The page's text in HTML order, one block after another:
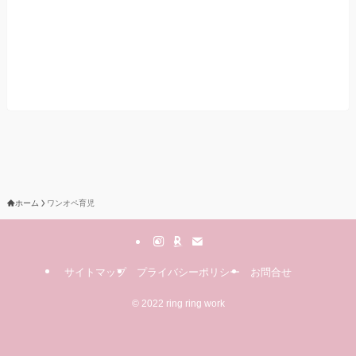
ホーム ワンオペ育児
サイトマップ プライバシーポリシー お問合せ
©2022 ring ring work